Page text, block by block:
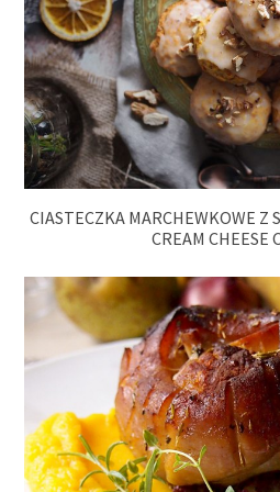
CIASTECZKA MARCHEWKOWE Z
CREAM CHEESE